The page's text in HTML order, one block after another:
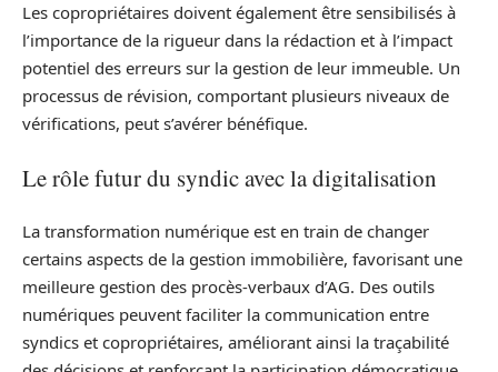
Les copropriétaires doivent également être sensibilisés à
l’importance de la rigueur dans la rédaction et à l’impact
potentiel des erreurs sur la gestion de leur immeuble. Un
processus de révision, comportant plusieurs niveaux de
vérifications, peut s’avérer bénéfique.
Le rôle futur du syndic avec la digitalisation
La transformation numérique est en train de changer
certains aspects de la gestion immobilière, favorisant une
meilleure gestion des procès-verbaux d’AG. Des outils
numériques peuvent faciliter la communication entre
syndics et copropriétaires, améliorant ainsi la traçabilité